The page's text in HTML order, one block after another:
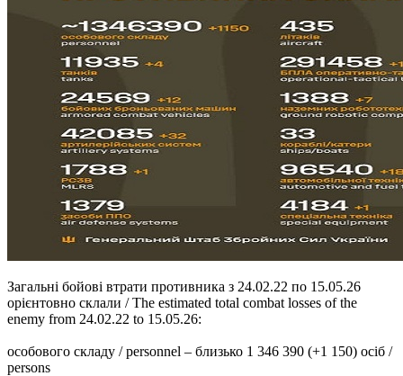
Загальні бойові втрати противника з 24.02.22 по 15.05.26
орієнтовно склали / The estimated total combat losses of the
enemy from 24.02.22 to 15.05.26:
особового складу / personnel – близько 1 346 390 (+1 150) осіб /
persons